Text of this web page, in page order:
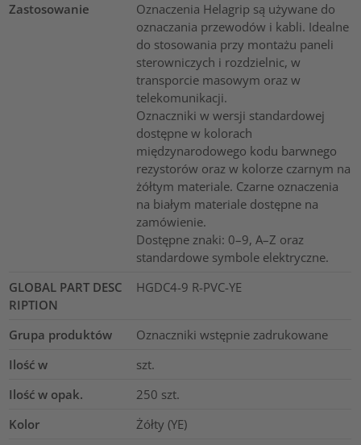
Zastosowanie
Oznaczenia Helagrip są używane do
oznaczania przewodów i kabli. Idealne
do stosowania przy montażu paneli
sterowniczych i rozdzielnic, w
transporcie masowym oraz w
telekomunikacji.
Oznaczniki w wersji standardowej
dostępne w kolorach
międzynarodowego kodu barwnego
rezystorów oraz w kolorze czarnym na
żółtym materiale. Czarne oznaczenia
na białym materiale dostępne na
zamówienie.
Dostępne znaki: 0–9, A–Z oraz
standardowe symbole elektryczne.
GLOBAL PART DESC
RIPTION
HGDC4-9 R-PVC-YE
Grupa produktów
Oznaczniki wstępnie zadrukowane
Ilość w
szt.
Ilość w opak.
250 szt.
Kolor
Żółty (YE)